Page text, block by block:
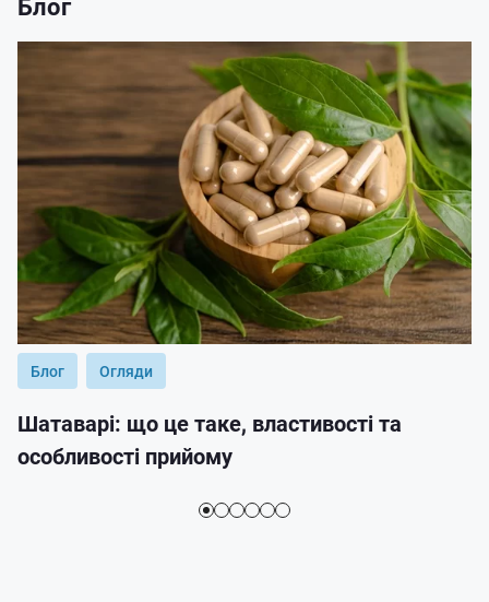
Блог Огляди
Шатаварі: що це таке, властивості та
особливості прийому